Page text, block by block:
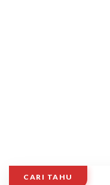
CARI TAHU